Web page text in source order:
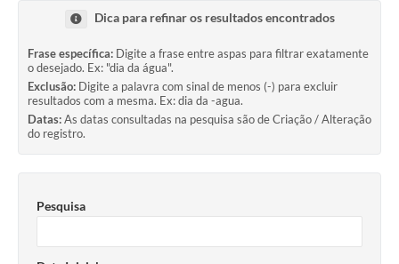
Dica para refinar os resultados encontrados
Frase específica: Digite a frase entre aspas para filtrar exatamente
o desejado. Ex: "dia da água".
Exclusão: Digite a palavra com sinal de menos (-) para excluir
resultados com a mesma. Ex: dia da -agua.
Datas:As datas consultadas na pesquisa são de Criação / Alteração
do registro.
Pesquisa